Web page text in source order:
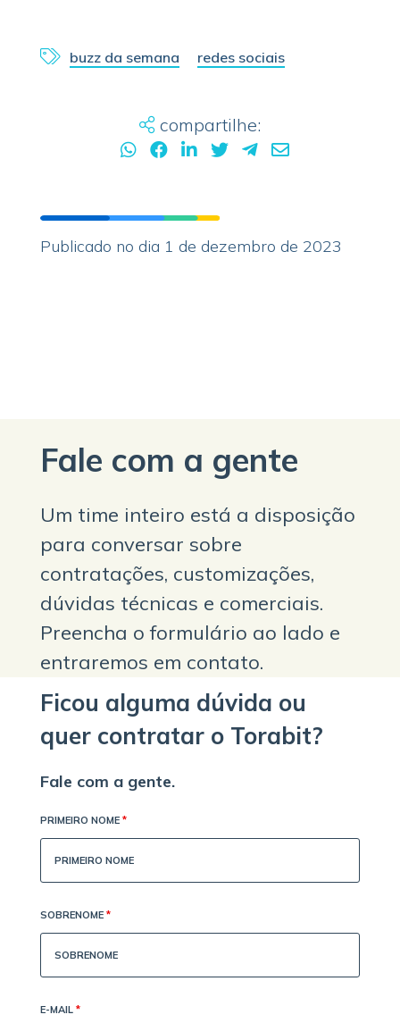
buzz da semana redes sociais
compartilhe:
Publicado no dia 1 de dezembro de 2023
Fale com a gente
Um time inteiro está a disposição
para conversar sobre
contratações, customizações,
dúvidas técnicas e comerciais.
Preencha o formulário ao lado e
entraremos em contato.
Ficou alguma dúvida ou
quer contratar o Torabit?
Fale com a gente.
PRIMEIRO NOME *
SOBRENOME *
E-MAIL *